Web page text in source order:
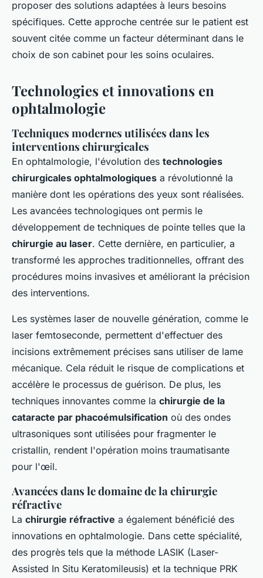
proposer des solutions adaptées à leurs besoins
spécifiques. Cette approche centrée sur le patient est
souvent citée comme un facteur déterminant dans le
choix de son cabinet pour les soins oculaires.
Technologies et innovations en
ophtalmologie
Techniques modernes utilisées dans les
interventions chirurgicales
En ophtalmologie, l'évolution des technologies
chirurgicales ophtalmologiques a révolutionné la
manière dont les opérations des yeux sont réalisées.
Les avancées technologiques ont permis le
développement de techniques de pointe telles que la
chirurgie au laser. Cette dernière, en particulier, a
transformé les approches traditionnelles, offrant des
procédures moins invasives et améliorant la précision
des interventions.
Les systèmes laser de nouvelle génération, comme le
laser femtoseconde, permettent d'effectuer des
incisions extrêmement précises sans utiliser de lame
mécanique. Cela réduit le risque de complications et
accélère le processus de guérison. De plus, les
techniques innovantes comme la chirurgie de la
cataracte par phacoémulsification où des ondes
ultrasoniques sont utilisées pour fragmenter le
cristallin, rendent l'opération moins traumatisante
pour l'œil.
Avancées dans le domaine de la chirurgie
réfractive
La chirurgie réfractive a également bénéficié des
innovations en ophtalmologie. Dans cette spécialité,
des progrès tels que la méthode LASIK (Laser-
Assisted In Situ Keratomileusis) et la technique PRK